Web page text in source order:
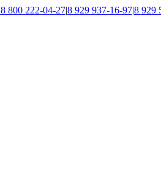
8 800 222-04-27|8 929 937-16-97|8 929